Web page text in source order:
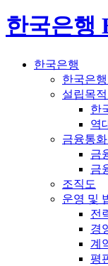
한국은행
한국은행
한국은
설립목
한
역
금융통
금
금
조직도
운영 및
전
경
계
평